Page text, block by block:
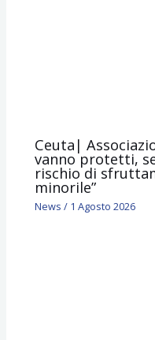
Ceuta|
vanno protetti,
rischio di
minorile”
News / 1 Agosto 2026